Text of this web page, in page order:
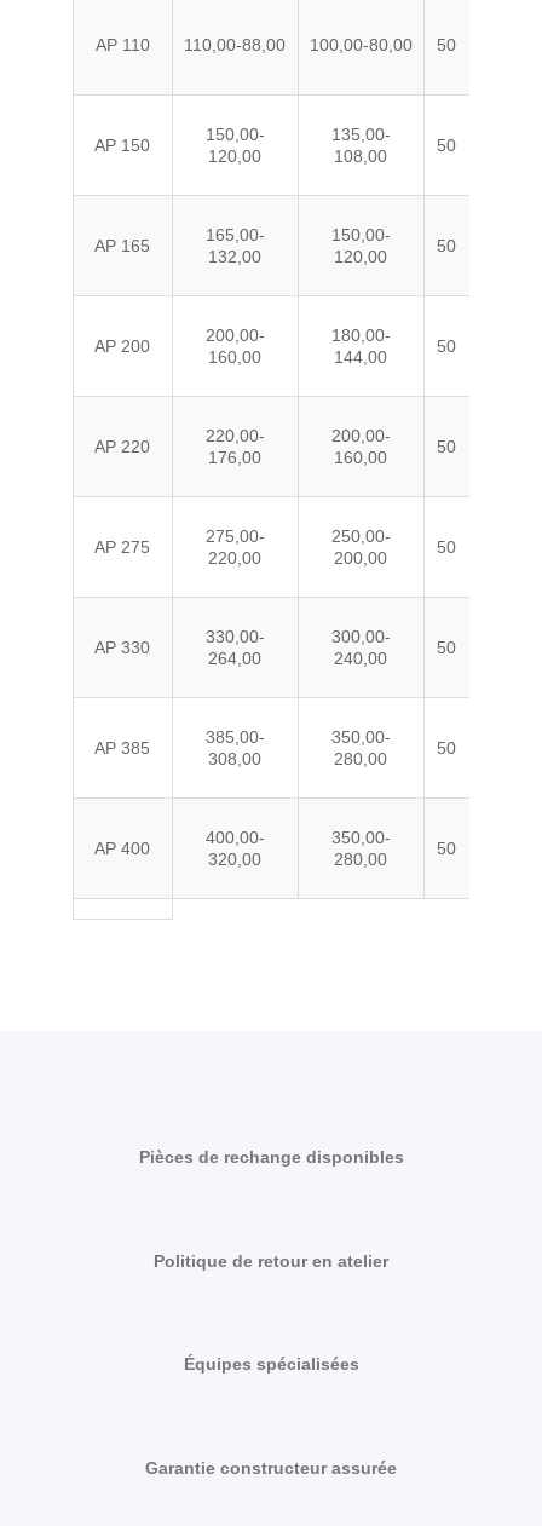
AP 110 110,00-88,00 100,00-80,00 50
AP 150
150,00-
120,00
135,00-
108,00
50
AP 165
165,00-
132,00
150,00-
120,00
50
AP 200
200,00-
160,00
180,00-
144,00
50
AP 220
220,00-
176,00
200,00-
160,00
50
AP 275
275,00-
220,00
250,00-
200,00
50
AP 330
330,00-
264,00
300,00-
240,00
50
AP 385
385,00-
308,00
350,00-
280,00
50
AP 400
400,00-
320,00
350,00-
280,00
50
Pièces de rechange disponibles
Politique de retour en atelier
Équipes spécialisées
Garantie constructeur assurée